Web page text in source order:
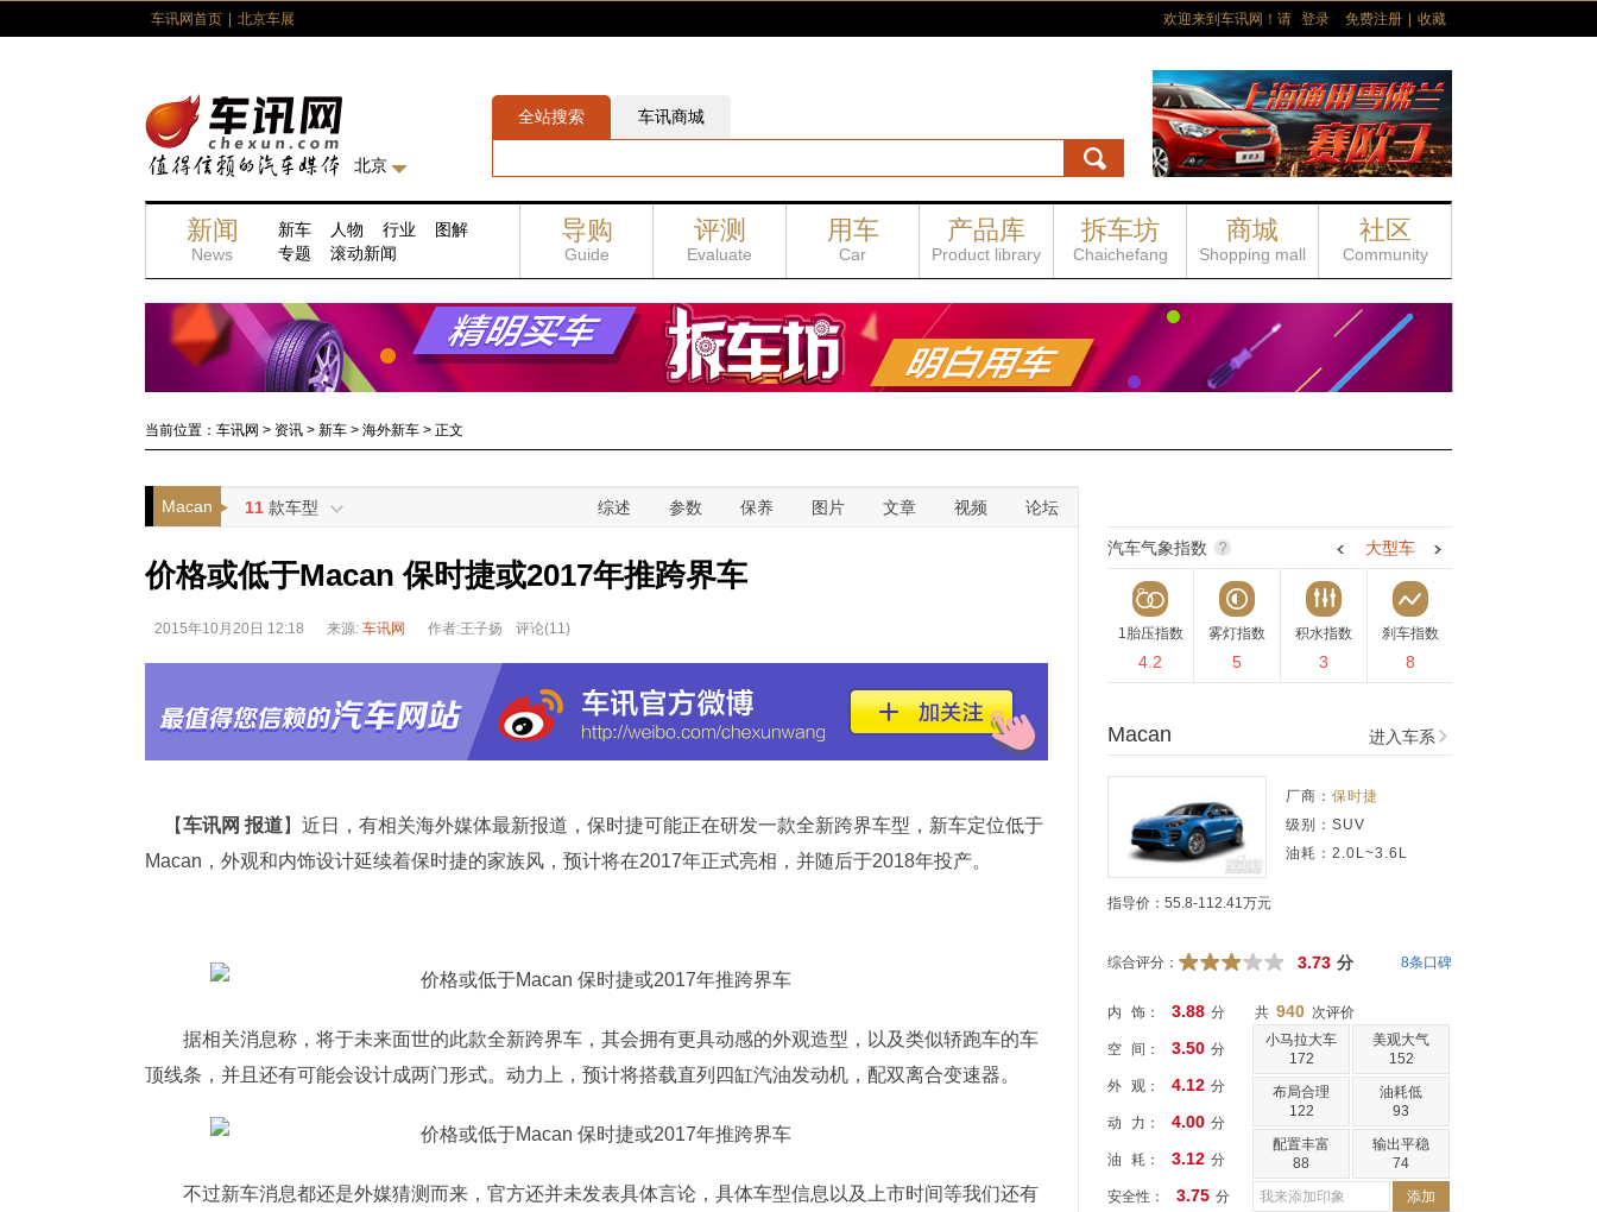
车讯网首页 北京车展 欢迎来到车讯网！请 登录 免费注册 收藏
北京
全站搜索 车讯商城
新闻
News
新车 人物 行业
图解
专题
滚动新闻
导购
Guide
购车手册
终极PK
车讯实验室
评测
Evaluate
车讯评测
新车抢先试
星爷说车
用车
Car
用车费用 汽车召回
车教会
用品试用
汽车百科
产品库
Product library
车型 图片 报价
经销商
行情
保养 视频 美女图
拆车坊
Chaichefang
商城
Shopping mall
社区
Community
当前位置： 车讯网 > 资讯 > 新车 > 海外新车 > 正文
Macan 11 款车型 综述 参数 保养 图片 文章 视频 论坛
价格或低于Macan 保时捷或2017年推跨界车
2015年10月20日 12:18 来源: 车讯网 作者:王子扬 评论(11)
【车讯网 报道】近日，有相关海外媒体最新报道， 保时捷可能正在研发一款全新跨界车型 ， 新车定位低于
Macan， 外观和内饰设计延续着保时捷的家族风，预计将在2017年正式亮相，并随后于2018年投产。
据相关消息称，将于未来面世的此款全新跨界车，其会拥有更具动感的外观造型，以及类似轿跑车的车
顶线条，并且还有可能会设计成两门形式。动力上，预计将搭载直列四缸汽油发动机，配双离合变速器。
不过新车消息都还是外媒猜测而来，官方还并未发表具体言论，具体车型信息以及上市时间等我们还有
汽车气象指数 大型车
1胎压指数
4.2
雾灯指数
5
积水指数
3
刹车指数
8
Macan 进入车系
厂商： 保时捷
级别： SUV
油耗： 2.0L~3.6L
指导价：55.8-112.41万元
综合评分： 3.73 分 8条口碑
内 饰： 3.88 分
空 间： 3.50 分
外 观： 4.12 分
动 力： 4.00 分
油 耗： 3.12 分
安全性： 3.75 分
共 940 次评价
小马拉大车
172
美观大气
152
布局合理
122
油耗低
93
配置丰富
88
输出平稳
74
添加